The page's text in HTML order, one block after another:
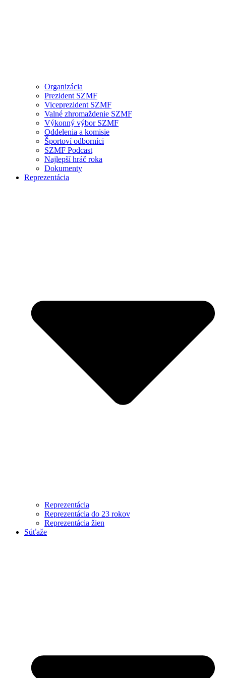
Organizácia
Prezident SZMF
Viceprezident SZMF
Valné zhromaždenie SZMF
Výkonný výbor SZMF
Oddelenia a komisie
Športoví odborníci
SZMF Podcast
Najlepší hráč roka
Dokumenty
Reprezentácia
Reprezentácia
Reprezentácia do 23 rokov
Reprezentácia žien
Súťaže